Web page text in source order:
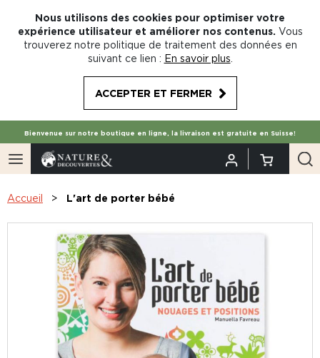
Nous utilisons des cookies pour optimiser votre
expérience utilisateur et améliorer nos contenus. Vous
trouverez notre politique de traitement des données en
suivant ce lien : En savoir plus
ACCEPTER ET FERMER
Bienvenue sur notre boutique en ligne, la livraison est gratuite en Suisse!
Accueil L'art de porter bébé